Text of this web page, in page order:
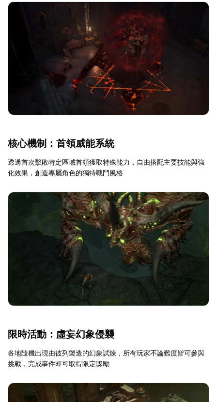
核心機制：首領威能系統
透過首次擊敗特定區域首領獲取特殊能力，自由搭配主要技能與強
化效果，創造專屬角色的獨特戰鬥風格
限時活動：虛妄幻象侵襲
各地隨機出現由彼列製造的幻象試煉，所有玩家不論難度皆可參與
挑戰，完成事件即可取得限定獎勵